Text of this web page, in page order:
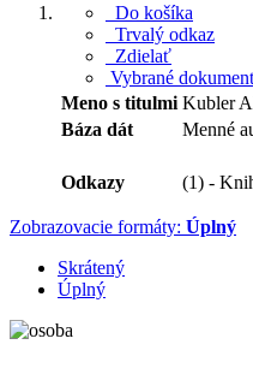
Do košíka
Trvalý odkaz
Zdielať
Vybrané
Meno s titulmi Kubler
Báza dát
Menné
Odkazy (1) -
Zobrazovacie formáty: Úplný
Skrátený
Úplný